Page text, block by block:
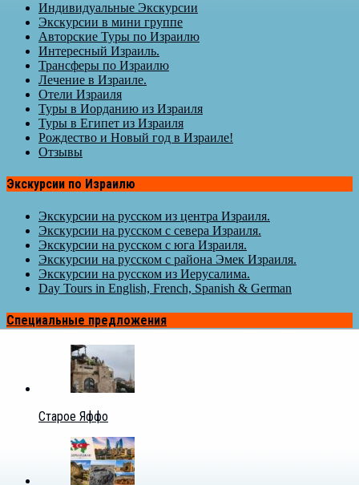
Индивидуальные Экскурсии
Экскурсии в мини группе
Авторские Туры по Израилю
Интересный Израиль.
Трансферы по Израилю
Лечение в Израиле.
Отели Израиля
Туры в Иорданию из Израиля
Туры в Египет из Израиля
Рождество и Новый год в Израиле!
Отзывы
Экскурсии по Израилю
Экскурсии на русском из центра Израиля.
Экскурсии на русском с севера Израиля.
Экскурсии на русском с юга Израиля.
Экскурсии на русском с района Эмек Израиля.
Экскурсии на русском из Иерусалима.
Day Tours in English, French, Spanish & German
Специальные предложения
Старое Яффо